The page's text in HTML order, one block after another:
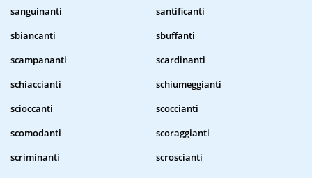
sanguinanti
santificanti
sbiancanti
sbuffanti
scampananti
scardinanti
schiaccianti
schiumeggianti
scioccanti
scoccianti
scomodanti
scoraggianti
scriminanti
scroscianti